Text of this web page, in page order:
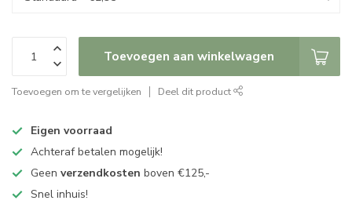
Toevoegen aan winkelwagen
Toevoegen om te vergelijken Deel dit product
Eigen voorraad
Achteraf betalen mogelijk!
Geen verzendkosten boven €125,-
Snel inhuis!